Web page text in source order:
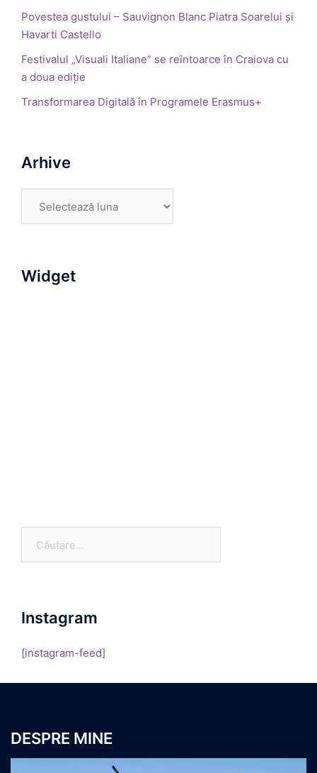
Povestea gustului – Sauvignon Blanc Piatra Soarelui și
Havarti Castello
Festivalul „Visuali Italiane” se reîntoarce în Craiova cu
a doua ediție
Transformarea Digitală în Programele Erasmus+
Arhive
Widget
după:
Instagram
[instagram-feed]
DESPRE MINE